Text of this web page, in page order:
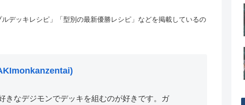
デッキレシピ」「型別の最新優勝レシピ」などを掲載しているの
きなデジモンでデッキを組むのが好きです。ガ